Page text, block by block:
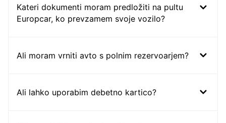
Kateri dokumenti moram predložiti na pultu
Europcar, ko prevzamem svoje vozilo?
Ali moram vrniti avto s polnim rezervoarjem?
Ali lahko uporabim debetno kartico?